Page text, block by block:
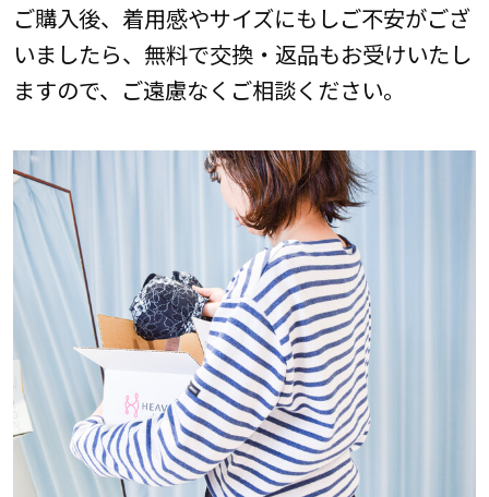
ご購入後、着用感やサイズにもしご不安がござ
いましたら、無料で交換・返品もお受けいたし
ますので、ご遠慮なくご相談ください。